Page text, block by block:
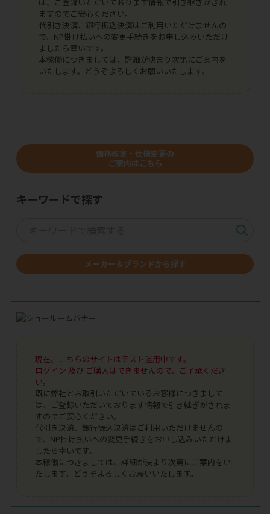
ますのでご安心ください。
代引き決済、銀行振込決済はご利用いただけませんの
で、NP掛け払いへの変更手続きをお申し込みいただけ
ましたら幸いです。
本稼働につきましては、詳細が決まり次第にご案内を
いたします。どうぞよろしくお願いいたします。
価格改定・仕様変更の
ご案内はこちら
キーワードで探す
メーカー＆ブランドから探す
現在、こちらのサイトはテスト運用中です。
ログイン 及び ご購入はできませんので、ご了承くださ
い。
既に弊社とお取引いただいているお客様につきまして
は、ご登録いただいております情報で引き継ぎがされま
すのでご安心ください。
代引き決済、銀行振込決済はご利用いただけませんの
で、NP掛け払いへの変更手続きをお申し込みいただけま
したら幸いです。
本稼働につきましては、詳細が決まり次第にご案内をい
たします。どうぞよろしくお願いいたします。